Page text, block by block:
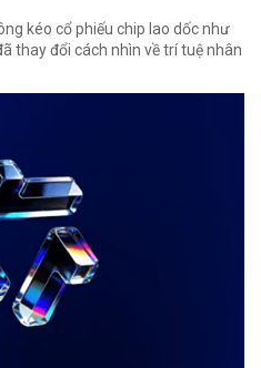
kéo cổ phiếu chip lao dốc như
thay đổi cách nhìn về trí tuệ nhân